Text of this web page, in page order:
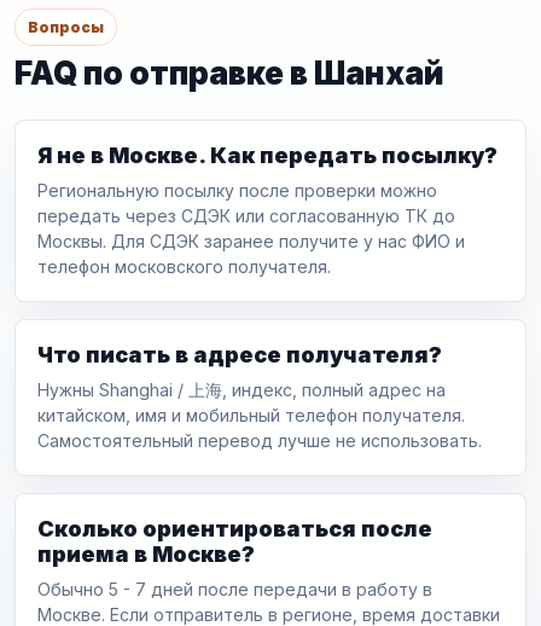
Вопросы
FAQ по отправке в Шанхай
Я не в Москве. Как передать посылку?
Региональную посылку после проверки можно
передать через СДЭК или согласованную ТК до
Москвы. Для СДЭК заранее получите у нас ФИО и
телефон московского получателя.
Что писать в адресе получателя?
Нужны Shanghai / 上海, индекс, полный адрес на
китайском, имя и мобильный телефон получателя.
Самостоятельный перевод лучше не использовать.
Сколько ориентироваться после
приема в Москве?
Обычно 5 - 7 дней после передачи в работу в
Москве. Если отправитель в регионе, время доставки